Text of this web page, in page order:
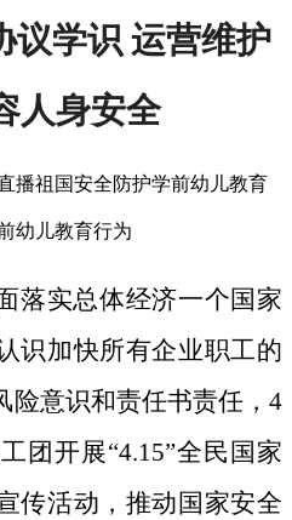
议学识 运营维护
人身安全
播祖国安全防护学前幼儿教育
幼儿教育行为
落实总体经济一个国家
识加快所有企业职工的
险意识和责任书责任，4
团开展“4.15”全民国家
传活动，推动国家安全